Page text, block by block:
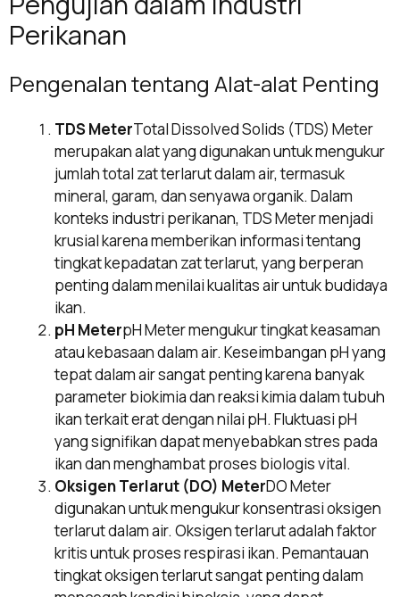
Perikanan
Pengenalan tentang Alat-alat Penting
TDS MeterTotal Dissolved Solids (TDS) Meter
merupakan alat yang digunakan untuk mengukur
jumlah total zat terlarut dalam air, termasuk
mineral, garam, dan senyawa organik. Dalam
konteks industri perikanan, TDS Meter menjadi
krusial karena memberikan informasi tentang
tingkat kepadatan zat terlarut, yang berperan
penting dalam menilai kualitas air untuk budidaya
ikan.
pH MeterpH Meter mengukur tingkat keasaman
atau kebasaan dalam air. Keseimbangan pH yang
tepat dalam air sangat penting karena banyak
parameter biokimia dan reaksi kimia dalam tubuh
ikan terkait erat dengan nilai pH. Fluktuasi pH
yang signifikan dapat menyebabkan stres pada
ikan dan menghambat proses biologis vital.
Oksigen Terlarut (DO) MeterDO Meter
digunakan untuk mengukur konsentrasi oksigen
terlarut dalam air. Oksigen terlarut adalah faktor
kritis untuk proses respirasi ikan. Pemantauan
tingkat oksigen terlarut sangat penting dalam